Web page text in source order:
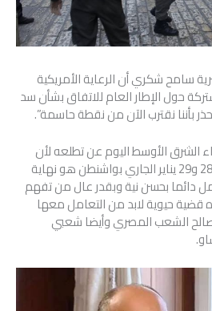
سامح شكري أن الرعاية الأمريكية
حول الإطار العام للاتفاق بشأن سد
بأننا نقترب الآن من نقطة حاسمة”.
الشرق الأوسط اليوم عن تطلعه لأن
يكون الاجتماع المرتقب في 28 و29 يناير الجاري بواشنطن هو نهاية
دائما بحسن نية وبقدر عال من تفهم
قضية حيوية لابد من التعامل معها
الشعب المصري وأيضا شعبي